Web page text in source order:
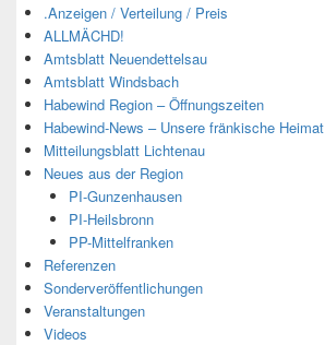
.Anzeigen / Verteilung / Preis
ALLMÄCHD!
Amtsblatt Neuendettelsau
Amtsblatt Windsbach
Habewind Region – Öffnungszeiten
Habewind-News – Unsere fränkische Heimat
Mitteilungsblatt Lichtenau
Neues aus der Region
PI-Gunzenhausen
PI-Heilsbronn
PP-Mittelfranken
Referenzen
Sonderveröffentlichungen
Veranstaltungen
Videos